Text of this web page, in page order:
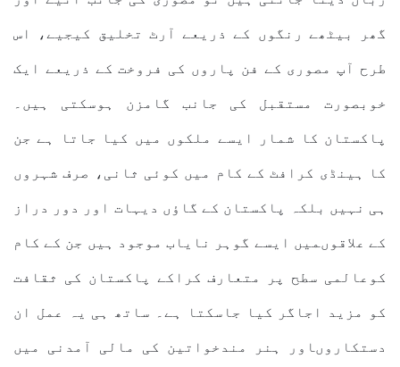
گھر بیٹھے رنگوں کے ذریعے آرٹ تخلیق کیجیے، اس
طرح آپ مصوری کے فن پاروں کی فروخت کے ذریعے ایک
خوبصورت مستقبل کی جانب گامزن ہوسکتی ہیں۔
پاکستان کا شمار ایسے ملکوں میں کیا جاتا ہے جن
کا ہینڈی کرافٹ کے کام میں کوئی ثانی، صرف شہروں
ہی نہیں بلکہ پاکستان کے گاؤں دیہات اور دور دراز
کے علاقوںمیں ایسے گوہر نایاب موجود ہیں جن کے کام
کوعالمی سطح پر متعارف کراکے پاکستان کی ثقافت
کو مزید اجاگر کیا جاسکتا ہے۔ ساتھ ہی یہ عمل ان
دستکاروںاور ہنر مندخواتین کی مالی آمدنی میں